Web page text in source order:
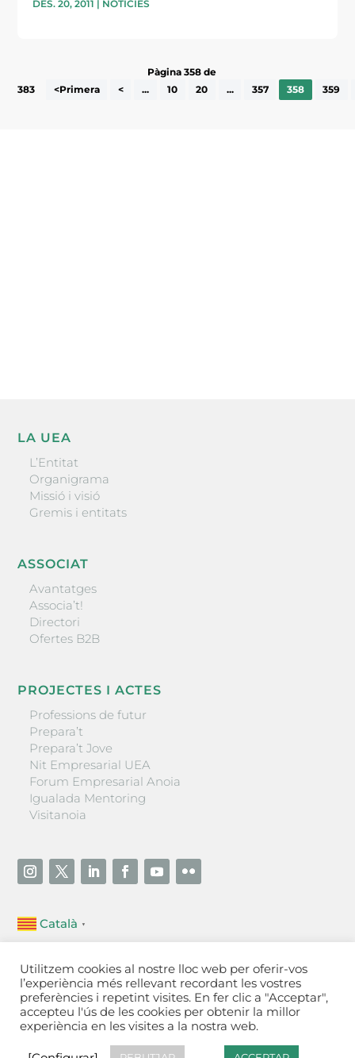
DES. 20, 2011 | NOTÍCIES
Pàgina 358 de
383
<Primera < ... 10 20 ... 357 358 359
LA UEA
L’Entitat
Organigrama
Missió i visió
Gremis i entitats
ASSOCIAT
Avantatges
Associa’t!
Directori
Ofertes B2B
PROJECTES I ACTES
Professions de futur
Prepara’t
Prepara’t Jove
Nit Empresarial UEA
Forum Empresarial Anoia
Igualada Mentoring
Visitanoia
Català ▼
Unió Empresarial de l’Anoia (UEA)
Ctra. de Manresa, 131, 08700 – Igualada(Barcelona)
Tel 93 805 22 92
Contactar
de cookies [Configurar]
Utilitzem cookies al nostre lloc web per oferir-vos
l’experiència més rellevant recordant les vostres
preferències i repetint visites. En fer clic a "Acceptar",
accepteu l'ús de les cookies per obtenir la millor
experiència en les visites a la nostra web.